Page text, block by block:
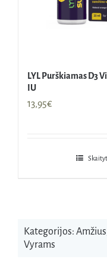
LYL Purškiamas D3
IU
13,95€
Kategorijos: Amžius
Vyrams